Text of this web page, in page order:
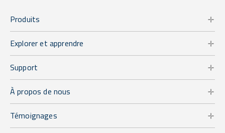
Produits
Explorer et apprendre
Support
À propos de nous
Témoignages